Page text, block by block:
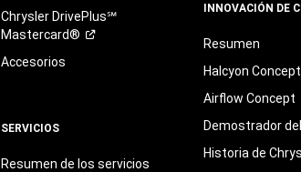
Chrysler DrivePlus℠
Mastercard®
Accesorios
SERVICIOS
Resumen de los servicios
INNOVACIÓN DE
Resumen
Halcyon Concept
Airflow Concept
Demostrador
Historia de